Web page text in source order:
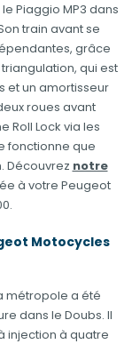
Piaggio MP3 dans
train avant se
grâce
qui est
et un amortisseur
roues avant
Roll Lock via les
fonctionne que
Découvrez notre
à votre Peugeot
Motocycles
métropole a été
dans le Doubs. Il
injection à quatre